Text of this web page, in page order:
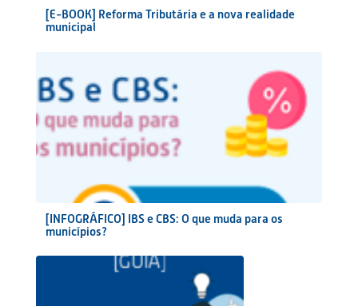
[E-BOOK] Reforma Tributária e a nova realidade
municipal
[INFOGRÁFICO] IBS e CBS: O que muda para os
municípios?